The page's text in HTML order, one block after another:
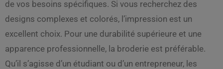
de vos besoins spécifiques. Si vous recherchez des
designs complexes et colorés, l’impression est un
excellent choix. Pour une durabilité supérieure et une
apparence professionnelle, la broderie est préférable.
Qu’il s’agisse d’un étudiant ou d’un entrepreneur, les